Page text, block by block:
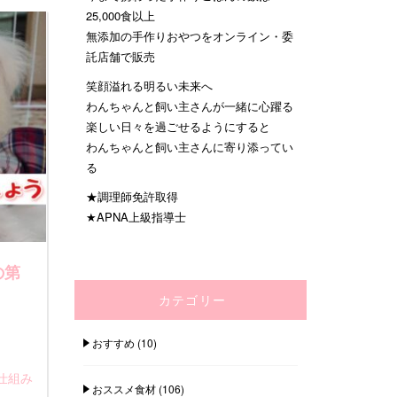
第
組み
25,000食以上
無添加の手作りおやつをオンライン・委
託店舗で販売
笑顔溢れる明るい未来へ
わんちゃんと飼い主さんが一緒に心躍る
楽しい日々を過ごせるようにすると
わんちゃんと飼い主さんに寄り添ってい
る
★調理師免許取得
★APNA上級指導士
カテゴリー
おすすめ (10)
おススメ食材(106)